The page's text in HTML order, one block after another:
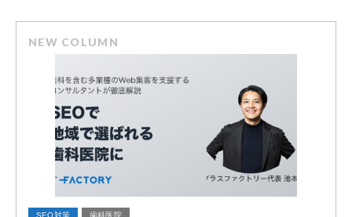
NEW COLUMN
SEO対策 歯科医院